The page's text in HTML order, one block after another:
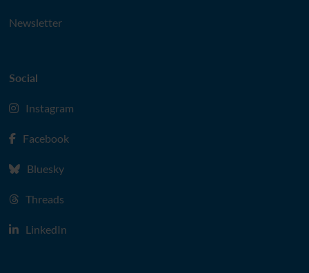
Newsletter
Social
Instagram
Facebook
Bluesky
Threads
LinkedIn